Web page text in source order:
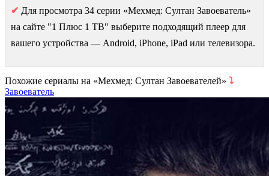
✔ Для просмотра 34 серии «Мехмед: Султан Завоеватель»
на сайте "1 Плюс 1 ТВ" выберите подходящий плеер для
вашего устройства — Android, iPhone, iPad или телевизора.
Похожие сериалы на «Мехмед: Султан Завоевателей» ⤵
Завоеватель